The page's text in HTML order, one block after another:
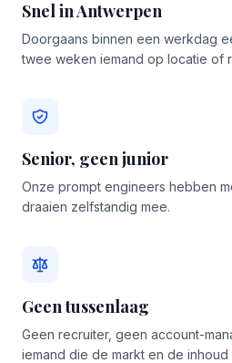
Snel in Antwerpen
Doorgaans binnen een werkdag
twee weken iemand op locatie of
Senior, geen junior
Onze prompt engineers hebben
draaien zelfstandig mee.
Geen tussenlaag
Geen recruiter, geen account-
iemand die de markt en de inhoud